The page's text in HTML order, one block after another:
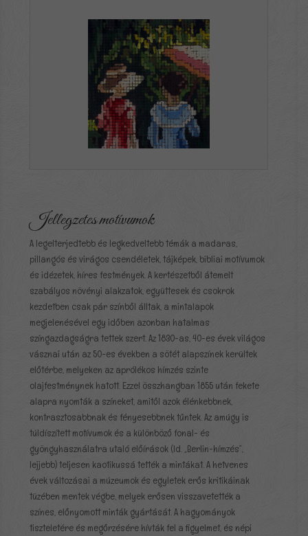
Jellegzetes motívumok
A legelterjedtebb és legkedveltebb témák a madaras,
pillangós és virágos csendéletek, tájképek, bibliai motívumok
és idézetek, híres festmények. A kertészetből átemelt
szabályos növényi alakzatok, együttesek és csokrok
kezdetben csak pár színből álltak, a mintalapok
megjelenésével egy időben azonban hatalmas
színgazdagságra tettek szert. Az 1830-as, 40-es évek világos
vásznai után az 50-es években a sötét alapszínek kerültek
előtérbe, melyeken az aprólékos hímzés szinte
olajfestménynek hatott. Ezzel összhangban 1855 után fekete
alapra nyomták a színeket, amitől azok élénkebbnek,
kontrasztosabbnak és fényesebbnek tűntek. Az amúgy is
túldíszített motívumok és a különböző fonal- és
gyöngyhasználatra utaló előírások (ld. „Berlin-hímzés”,
lejjebb) teljesen kaotikussá tették a mintákat. A hetvenes
évek változásai a múzeumok és egyletek erős kritikáinak
tüzében mentek végbe, melyek erősen visszavetették a
színes, előnyomott minták gyártását. A hagyományok
tiszteletére és megőrzésére hívták fel a figyelmet, és népi